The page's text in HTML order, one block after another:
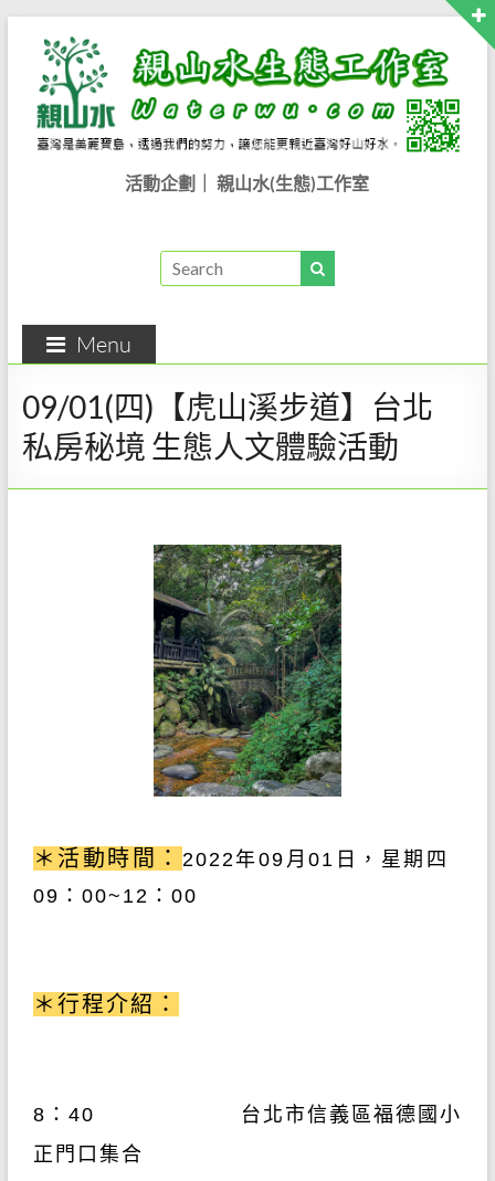
活動企劃｜ 親山水(生態)工作室
Menu
09/01(四)【虎山溪步道】台北
私房秘境 生態人文體驗活動
＊活動時間： 2022年09 月01 日，星期四
09：00~12：00
＊行程介紹：
8：40 台北市信義區福德國小
正門口集合